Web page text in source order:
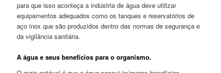
para que isso aconteça a indústria de água deve utilizar
equipamentos adequados como os tanques e reservatórios de
aço inox que são produzidos dentro das normas de segurança e
da vigilância sanitária.
A água e seus benefícios para o organismo.